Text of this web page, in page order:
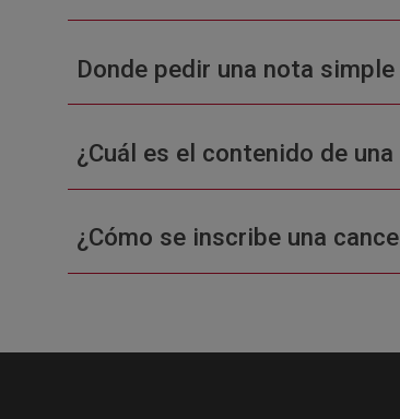
Donde pedir una nota simple
¿Cuál es el contenido de
¿Cómo se inscribe una